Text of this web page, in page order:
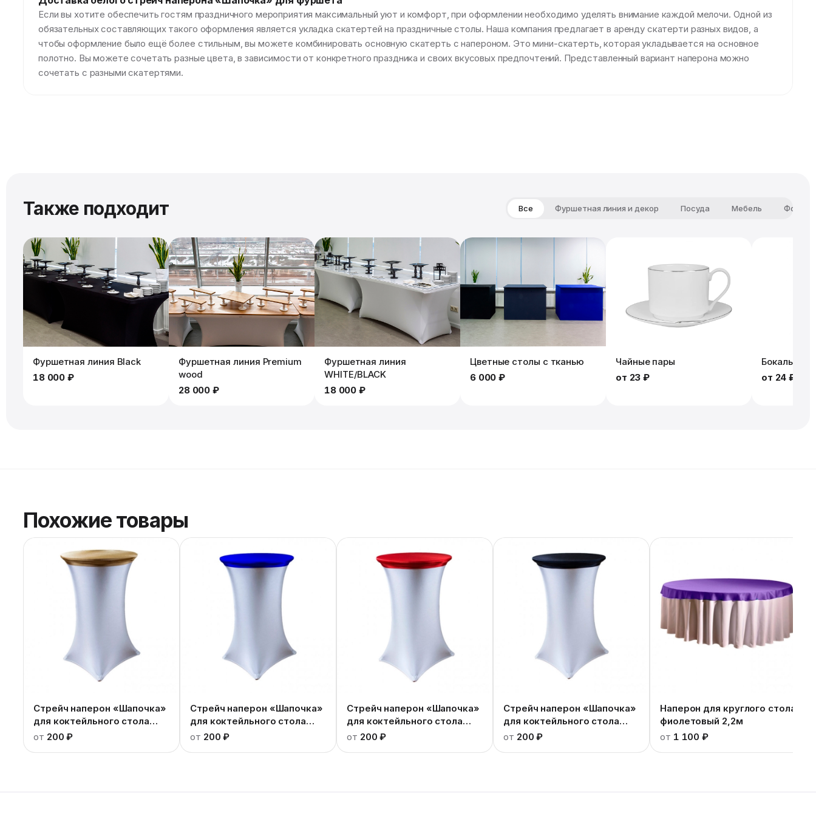
Если вы хотите обеспечить гостям праздничного мероприятия максимальный уют и комфорт, при оформлении необходимо уделять внимание каждой мелочи. Одной из
обязательных составляющих такого оформления является укладка скатертей на праздничные столы. Наша компания предлагает в аренду скатерти разных видов, а
чтобы оформление было ещё более стильным, вы можете комбинировать основную скатерть с напероном. Это мини-скатерть, которая укладывается на основное
полотно. Вы можете сочетать разные цвета, в зависимости от конкретного праздника и своих вкусовых предпочтений. Представленный вариант наперона можно
сочетать с разными скатертями.
Также подходит Все Фуршетная линия и декор Посуда Мебель
Фуршетная линия Black
18 000 ₽
Фуршетная линия Premium
wood
28 000 ₽
Фуршетная линия
WHITE/BLACK
18 000 ₽
Цветные столы с тканью
6 000 ₽
Чайные пары
от 23 ₽
Бокалы
от 24 ₽
Похожие товары
Стрейч наперон «Шапочка»
для коктейльного стола
золотой
от 200 ₽
Стрейч наперон «Шапочка»
для коктейльного стола
синий
от 200 ₽
Стрейч наперон «Шапочка»
для коктейльного стола
красный
от 200 ₽
Стрейч наперон «Шапочка»
для коктейльного стола
черный
от 200 ₽
Наперон для круглого стола
фиолетовый 2,2м
от 1 100 ₽